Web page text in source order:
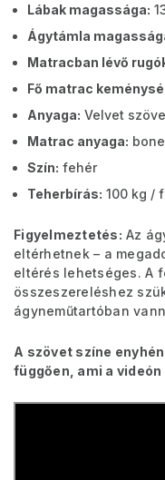
Lábak magassága:
Ágytámla
Matracban lévő
Fő matrac
Anyaga: Velvet
Matrac anyaga:
Szín: fehér
Teherbírás: 100 kg /
Figyelmeztetés: Az
eltérhetnek – a
eltérés lehetséges. A
összeszereléshez
ágyneműtartóban
A szövet színe
függően, ami a